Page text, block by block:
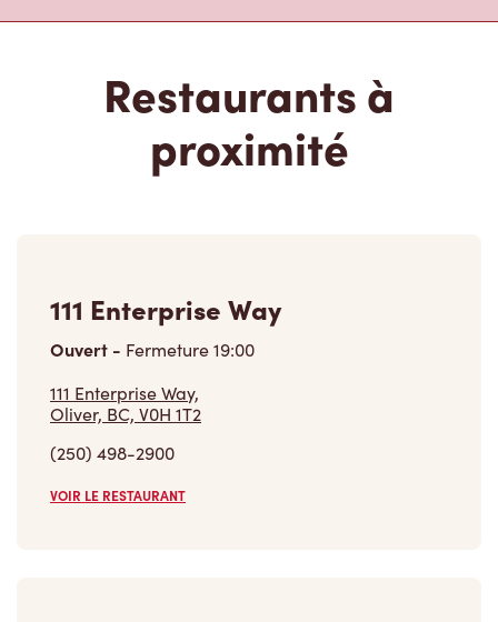
proximité
Ouvert-Fermeture19:00
111 Enterprise Way,
Oliver, BC, V0H 1T2
(250) 498-2900
VOIR LE RESTAURANT